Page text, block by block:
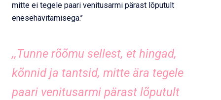
mitte ei tegele paari venitusarmi pärast lõputult
enesehävitamisega.’’
,,Tunne rõõmu sellest, et hingad,
kõnnid ja tantsid, mitte ära tegele
paari venitusarmi pärast lõputult